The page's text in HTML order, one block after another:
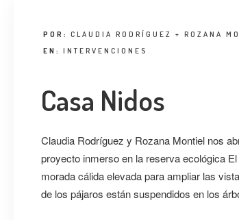
POR: CLAUDIA RODRÍGUEZ + ROZANA
EN: INTERVENCIONES
Casa Nidos
Claudia Rodríguez y Rozana Montiel nos
proyecto inmerso en la reserva ecológica
morada cálida elevada para ampliar las
de los pájaros están suspendidos en los